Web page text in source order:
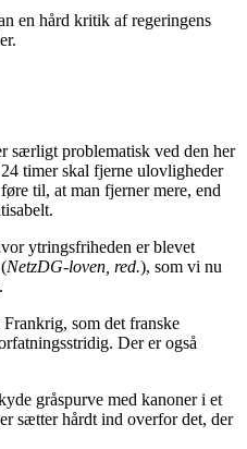
en hård kritik af regeringens
særligt problematisk ved den her
timer skal fjerne ulovligheder
til, at man fjerner mere, end
ytringsfriheden er blevet
NetzDG-loven, red.), som vi nu
som det franske
Der er også
gråspurve med kanoner i et
sætter hårdt ind overfor det, der